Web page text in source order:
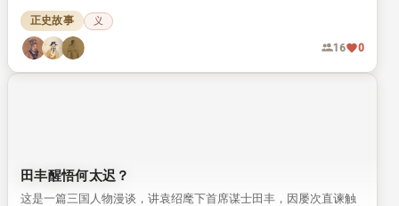
《周易》，将八卦发展为六十四卦，留下了“文王拘而演《周易》”
的千古文化典故。
正史故事 义
16 0
田丰醒悟何太迟？
这是一篇三国人物漫谈，讲袁绍麾下首席谋士田丰，因屡次直谏触